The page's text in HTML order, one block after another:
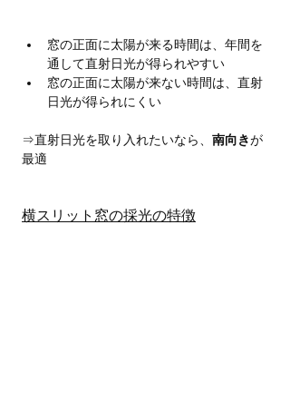
窓の正面に太陽が来る時間は、年間を
通して直射日光が得られやすい
窓の正面に太陽が来ない時間は、直射
日光が得られにくい
⇒直射日光を取り入れたいなら、 南向きが
最適
横スリット窓の採光の特徴